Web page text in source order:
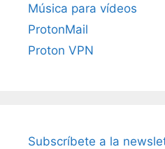
Música para vídeos
ProtonMail
Proton VPN
Subscríbete a la